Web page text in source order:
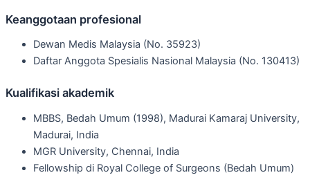
Keanggotaan profesional
Dewan Medis Malaysia (No. 35923)
Daftar Anggota Spesialis Nasional Malaysia (No. 130413)
Kualifikasi akademik
MBBS, Bedah Umum (1998), Madurai Kamaraj University,
Madurai, India
MGR University, Chennai, India
Fellowship di Royal College of Surgeons (Bedah Umum)